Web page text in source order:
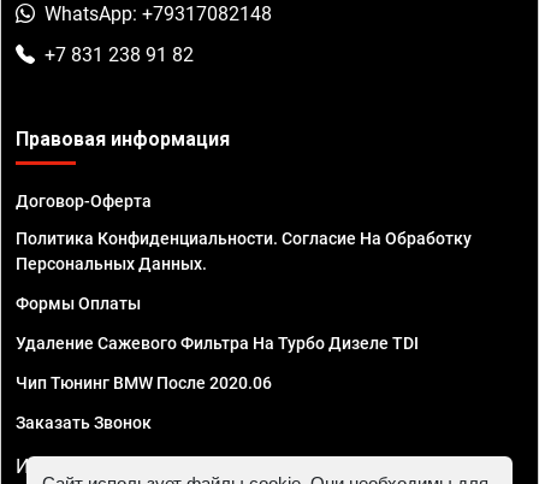
WhatsApp: +79317082148
+7 831 238 91 82
Правовая информация
Договор-Оферта
Политика Конфиденциальности. Согласие На Обработку
Персональных Данных.
Формы Оплаты
Удаление Сажевого Фильтра На Турбо Дизеле TDI
Чип Тюнинг BMW После 2020.06
Заказать Звонок
ИП Смирнов Георгий Павлович. ИНН 781302555843,